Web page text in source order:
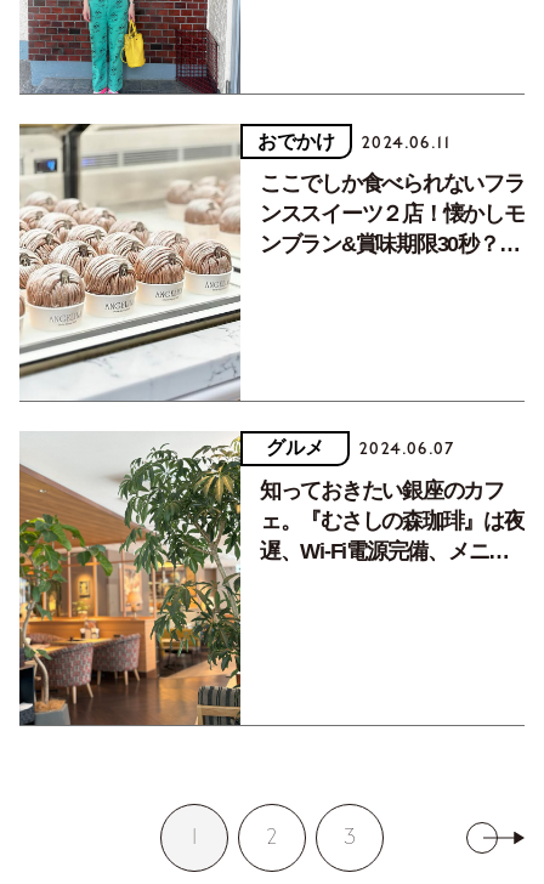
おでかけ 2024.06.11
ここでしか食べられないフラ
ンススイーツ２店！懐かしモ
ンブラン&賞味期限30秒？の
グルメ 2024.06.07
知っておきたい銀座のカフ
ェ。『むさしの森珈琲』は夜
遅、Wi-Fi電源完備、メニュ
1 2 3